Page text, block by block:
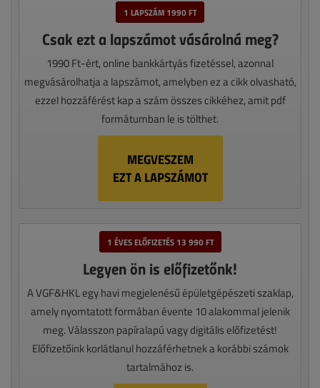
1 LAPSZÁM 1990 FT
Csak ezt a lapszámot vásárolná meg?
1990 Ft-ért, online bankkártyás fizetéssel, azonnal
megvásárolhatja a lapszámot, amelyben ez a cikk olvasható,
ezzel hozzáférést kap a szám összes cikkéhez, amit pdf
formátumban le is tölthet.
MEGVESZEM
EZT A LAPSZÁMOT
1 ÉVES ELŐFIZETÉS 13 990 FT
Legyen ön is előfizetőnk!
A VGF&HKL egy havi megjelenésű épületgépészeti szaklap,
amely nyomtatott formában évente 10 alakommal jelenik
meg. Válasszon papíralapú vagy digitális előfizetést!
Előfizetőink korlátlanul hozzáférhetnek a korábbi számok
tartalmához is.